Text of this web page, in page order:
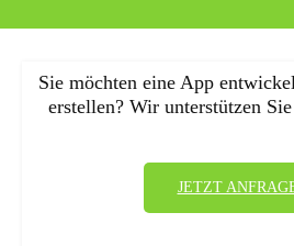
Sie möchten eine App
erstellen? Wir unterstützen
JETZT